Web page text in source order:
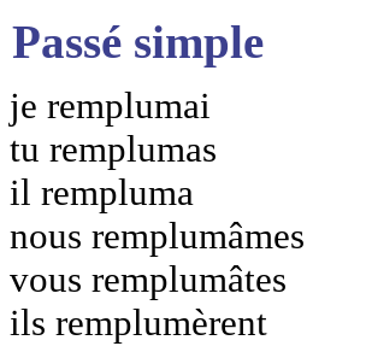
Passé simple
je remplumai
tu remplumas
il rempluma
nous remplumâmes
vous remplumâtes
ils remplumèrent